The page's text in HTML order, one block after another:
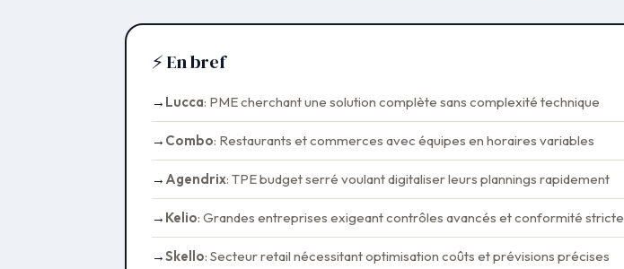
⚡ En bref
Lucca: PME cherchant une solution complète sans complexité technique
Combo: Restaurants et commerces avec équipes en horaires variables
Agendrix: TPE budget serré voulant digitaliser leurs plannings rapidement
Kelio: Grandes entreprises exigeant contrôles avancés et conformité stricte
Skello: Secteur retail nécessitant optimisation coûts et prévisions précises